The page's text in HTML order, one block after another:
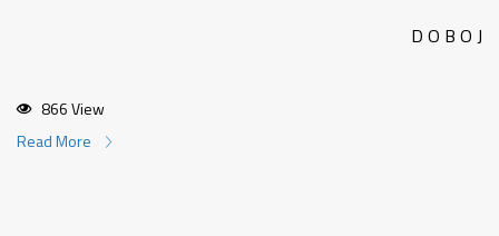
D O B O J
866 View
Read More